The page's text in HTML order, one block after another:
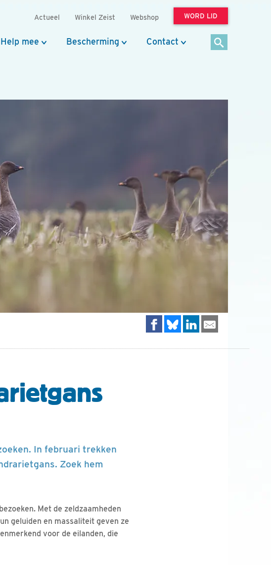
Actueel Winkel Zeist Webshop WORD LID
Help mee Bescherming Contact
In februari trekken
Zoek hem
Met de zeldzaamheden
geluiden en massaliteit geven ze
voor de eilanden, die